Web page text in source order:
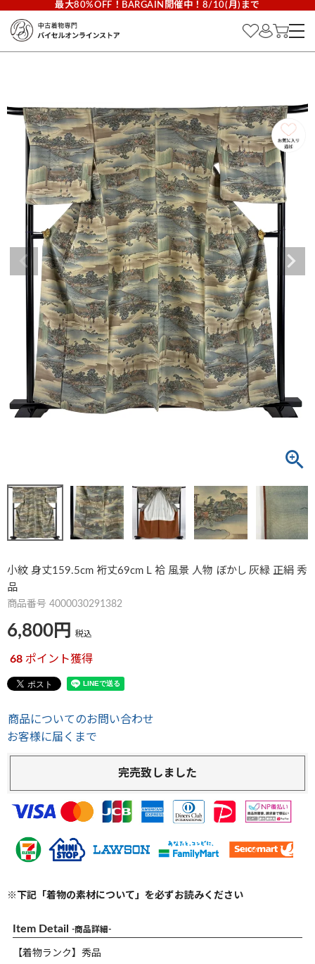
最大80%OFF！BARGAIN開催中！8/10(月)まで
小紋 身丈159.5cm 裄丈69cm L 袷 風景 人物 ぼかし 灰緑 正絹 秀
品
商品番号 4000030291382
6,800 税込
68 ポイント獲得
商品についてのお問い合わせ
お客様に届くまで
完売致しました
※下記「着物の素材について」を必ずお読みください
Item Detail -商品詳細-
【着物ランク】秀品